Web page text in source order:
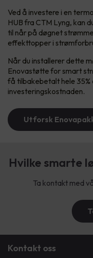
Ved å investere i en
HUB fra CTM Lyng, kan
til når på døgnet
effekttopper i
Når du installerer dette
Enovastøtte for smart
få tilbakebetalt hele 35%
investeringskostnaden.
Utforsk
Hvilke smarte
Ta kontakt med
Kontakt oss